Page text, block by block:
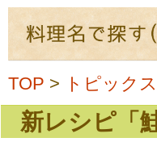
TOP > トピックス
新レシピ「